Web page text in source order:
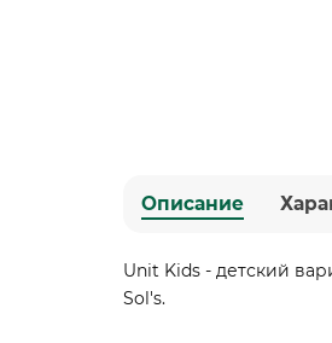
Описание
Unit Kids - детский
Sol's.